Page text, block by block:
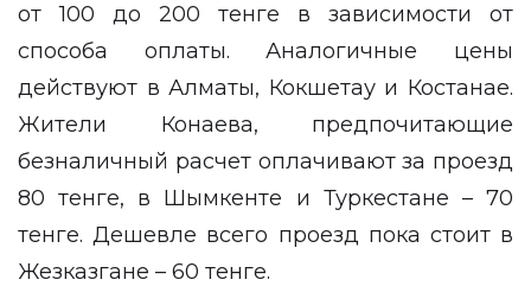
от 100 до 200 тенге в зависимости от
способа оплаты. Аналогичные цены
действуют в Алматы, Кокшетау и Костанае.
Жители Конаева, предпочитающие
безналичный расчет оплачивают за проезд
80 тенге, в Шымкенте и Туркестане – 70
тенге. Дешевле всего проезд пока стоит в
Жезказгане – 60 тенге.